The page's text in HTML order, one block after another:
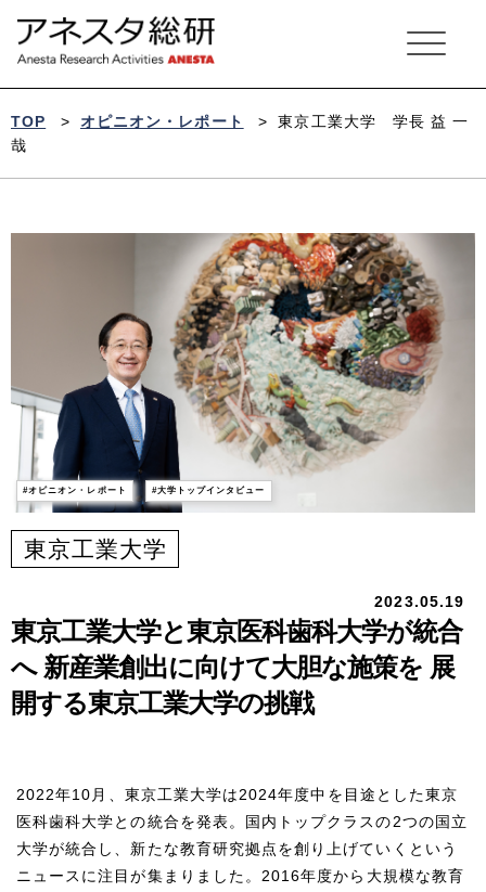
ネ
ス
TOP > オピニオン・レポート >
東京工業大学 学長 益 一
哉
オピニオン・レポート 大学トップインタビュー
東京工業大学
2023.05.19
東京工業大学と東京医科歯科大学が統合
へ新産業創出に向けて大胆な施策を 展
開する東京工業大学の挑戦
2022年10月、東京工業大学は2024年度中を目途とした東京
医科歯科大学との統合を発表。国内トップクラスの2つの国立
大学が統合し、新たな教育研究拠点を創り上げていくという
ニュースに注目が集まりました。2016年度から大規模な教育